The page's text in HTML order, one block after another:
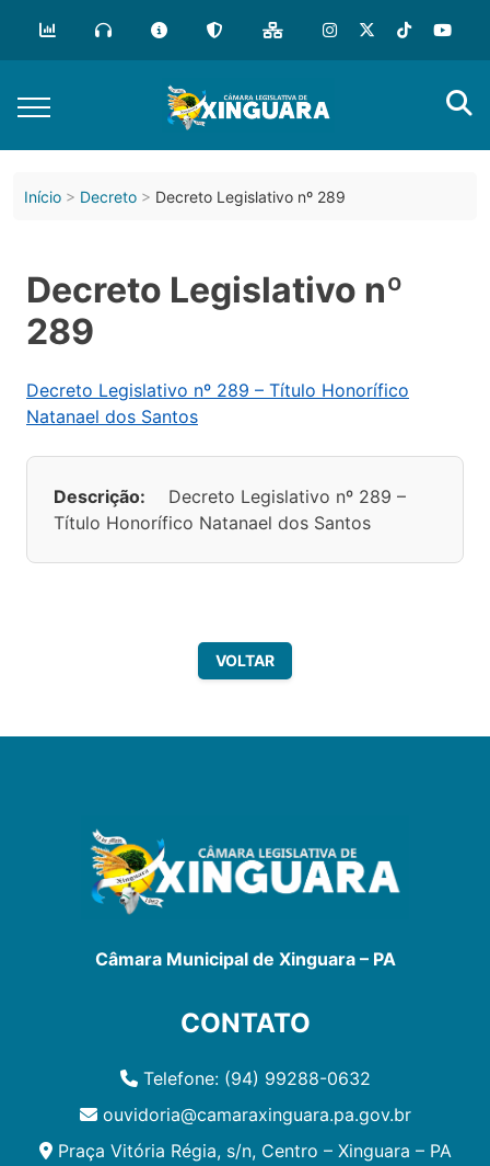
Início Decreto Decreto Legislativo nº 289
Decreto Legislativo nº
289
Decreto Legislativo nº 289 – Título Honorífico
Natanael dos Santos
Descrição:
Decreto Legislativo nº 289 –
Título Honorífico Natanael dos Santos
VOLTAR
Câmara Municipal de Xinguara – PA
CONTATO
Telefone: (94) 99288-0632
ouvidoria@camaraxinguara.pa.gov.br
Praça Vitória Régia, s/n, Centro – Xinguara – PA